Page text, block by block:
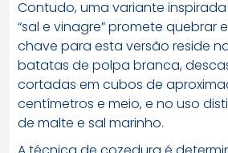
Contudo, uma variante
“sal e vinagre” promete quebrar
chave para esta versão reside
batatas de polpa branca,
cortadas em cubos de
centímetros e meio, e no uso
de malte e sal marinho.